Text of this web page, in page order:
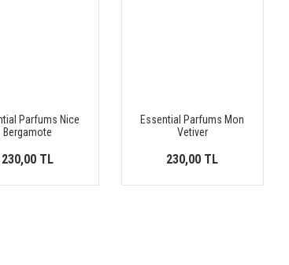
Parfums Nice
Bergamote
230,00 TL
Essential Parfums Mon
Vetiver
230,00 TL